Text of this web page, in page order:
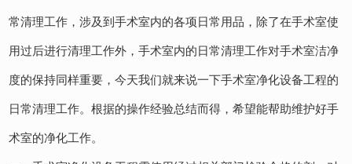
常清理工作，涉及到手术室内的各项日常用品，除了在手术室使
用过后进行清理工作外，手术室内的日常清理工作对手术室洁净
度的保持同样重要，今天我们就来说一下手术室净化设备工程的
日常清理工作。根据的操作经验总结而得，希望能帮助维护好手
术室的净化工作。